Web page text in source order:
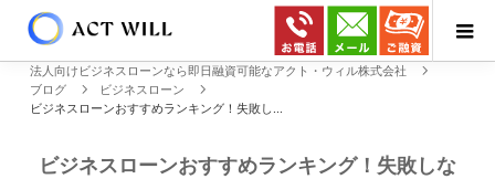
法人向けビジネスローンなら即日融資可能なアクト・ウィル株式会社
ブログ
ビジネスローン
ビジネスローンおすすめランキング！失敗し...
ビジネスローンおすすめランキング！失敗しな